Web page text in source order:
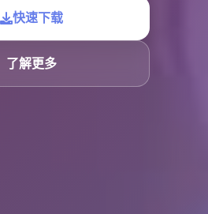
快速下载
了解更多